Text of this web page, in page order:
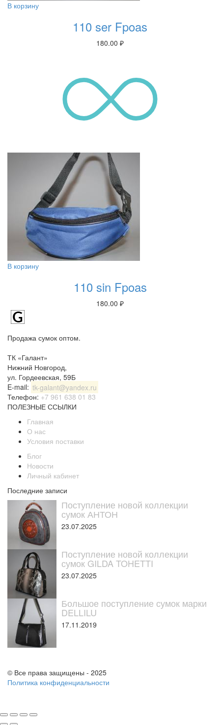
В корзину
110 ser Fpoas
180.00 ₽
В корзину
110 sin Fpoas
180.00 ₽
Продажа сумок оптом.
ТК «Галант»
Нижний Новгород,
ул. Гордеевская, 59Б
E-mail: tk-galant@yandex.ru
Телефон: +7 961 638 01 83
ПОЛЕЗНЫЕ ССЫЛКИ
Главная
О нас
Условия поставки
Блог
Новости
Личный кабинет
Последние записи
Поступление новой коллекции
сумок АНТОН
23.07.2025
Поступление новой коллекции
сумок GILDA TOHETTI
23.07.2025
Большое поступление сумок марки
DELLILU
17.11.2019
© Все права защищены - 2025
Политика конфиденциальности